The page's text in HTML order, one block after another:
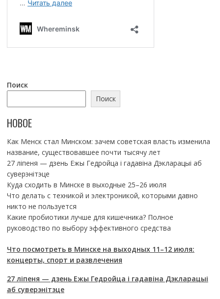
Поиск
Поиск
НОВОЕ
Как Менск стал Минском: зачем советская власть изменила
название, существовавшее почти тысячу лет
27 ліпеня — дзень Ежы Гедройца і гадавіна Дэкларацыі аб
суверэнітэце
Куда сходить в Минске в выходные 25–26 июля
Что делать с техникой и электроникой, которыми давно
никто не пользуется
Какие пробиотики лучше для кишечника? Полное
руководство по выбору эффективного средства
Что посмотреть в Минске на выходных 11–12 июля:
концерты, спорт и развлечения
27 ліпеня — дзень Ежы Гедройца і гадавіна Дэкларацыі
аб суверэнітэце